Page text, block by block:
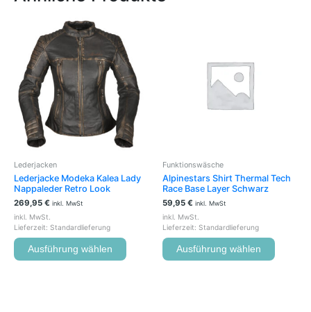
Lederjacken
Lederjacke Modeka Kalea Lady
Nappaleder Retro Look
269,95 € inkl. MwSt
inkl. MwSt.
Lieferzeit: Standardlieferung
Ausführung wählen
weist
mehrere
Varianten
auf.
Die
Optionen
können
auf
Produktseite
gewählt
Funktionswäsche
Alpinestars Shirt Thermal Tech
Race Base Layer Schwarz
59,95 € inkl. MwSt
inkl. MwSt.
Lieferzeit: Standardlieferung
Ausführung wählen
gewählt